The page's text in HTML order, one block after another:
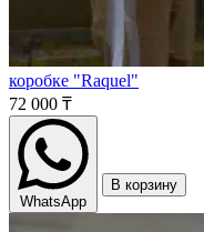
коробке "Raquel"
72 000 ₸
WhatsApp
В корзину